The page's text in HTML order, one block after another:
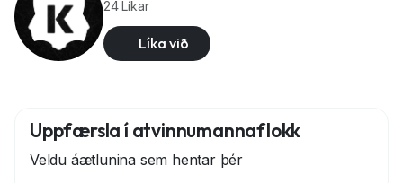
24 Líkar
Líka við
Uppfærsla í atvinnumannaflokk
Veldu áætlunina sem hentar þér